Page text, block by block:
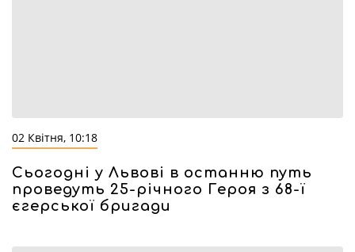
02 Квітня, 10:18
Сьогодні у Львові в останню путь
проведуть 25-річного Героя з 68-ї
єгерської бригади